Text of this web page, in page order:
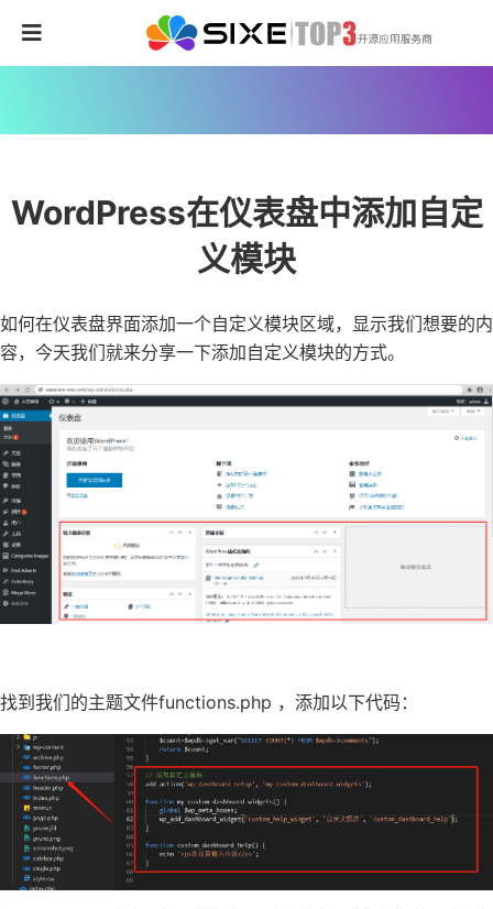
WordPress在仪表盘中添加自定
义模块
如何在仪表盘界面添加一个自定义模块区域，显示我们想要的内
容，今天我们就来分享一下添加自定义模块的方式。
找到我们的主题文件functions.php ，添加以下代码：